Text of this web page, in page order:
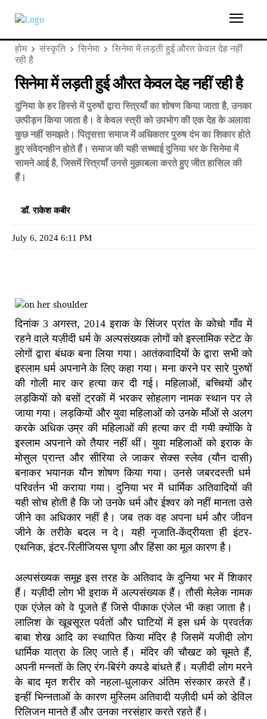
होम संस्कृति सिनेमा
सिनेमा में लड़ती हुई औरत केवल देह नहीं
रही है
सिनेमा में लड़ती हुई औरत केवल देह नहीं रही है
दुनिया के हर हिस्से में पुरुषों द्वारा स्त्रियॉं का शोषण किया जाता है, उनका
उत्पीड़न किया जाता है। वे केवल स्त्री को उपभोग की एक देह के अलावा
कुछ नहीं समझते। पितृसत्ता समाज में अधिकतर पुरुष दंभ का शिकार होते
हुए संवेदनहीन होते हैं। समाज की यही सच्चाई दुनिया भर के सिनेमा में
सामने आई है, जिसमें स्त्रियॉं उनसे मुक़ाबला करते हुए जीत हासिल की
हैं।
डॉ. राकेश कबीर
July 6, 2024 6:11 PM
दिनांक 3 अगस्त, 2014 इराक के सिंजर प्रांत के कोचो गाँव में
रहने वाले यज़ीदी धर्म के अल्पसंख्यक लोगों को इस्लामिक स्टेट के
लोगों द्वारा बंधक बना लिया गया। आतंकवादियों के द्वारा सभी को
इस्लाम धर्म अपनाने के लिए कहा गया। मना करने पर सारे पुरुषों
की गोली मार कर हत्या कर दी गई। महिलाओं, बच्चियों और
लड़कियों को बसों ट्रकों में भरकर सोहलाग नामक स्थान पर ले
जाया गया। लड़कियों और युवा महिलाओं को उनके माँओं से अलग
करके अधिक उम्र की महिलाओं की हत्या कर दी गयी क्योंकि वे
इस्लाम अपनाने को तैयार नहीं थीं। युवा महिलाओं को इराक के
मोसुल प्रान्त और सीरिया ले जाकर सेक्स स्लेव(यौन दासी)
बनाकर भयानक यौन शोषण किया गया। उनसे जबरदस्ती धर्म
परिवर्तन भी कराया गया। दुनिया भर में धार्मिक अतिवादियों की
यही सोच होती है कि जो उनके धर्म और ईश्वर को नहीं मानता उसे
जीने का अधिकार नहीं है। जब तक वह अपना धर्म और जीवन
जीने के तरीके बदल न दे। यही नृजाति-केंद्रीयता ही इंटर-
एथनिक, इंटर-रिलीजियस घृणा और हिंसा का मूल कारण है।
अल्पसंख्यक समूह इस तरह के अतिवाद के दुनिया भर में शिकार
हैं।यज़ीदी लोग भी इराक में अल्पसंख्यक हैं । तौसी मेलेकनामक
एक एंजेल को वे पूजते हैं जिसेपीकाक एंजेल भी कहा जाता है।
लालिश के खूबसूरत पर्वतों और घाटियों में इस धर्म के प्रवर्तक
बाबा शेखआदि का स्थापित किया मंदिर है जिसमें यजीदी लोग
धार्मिक यात्रा के लिए जाते हैं। मंदिर की चौखट को चूमते हैं,
अपनी मन्नतों के लिए रंग-बिरंगे कपडे बांधते हैं। यज़ीदी लोग मरने
के बाद मृत शरीर को नहला-धुलाकर अंतिम संस्कार करते हैं।
इन्हीं भिन्नताओं के कारण मुस्लिम अतिवादी यज़ीदी धर्म कोडेविल
रिलिजनमानते हैं और उनका नरसंहार करते रहते हैं।